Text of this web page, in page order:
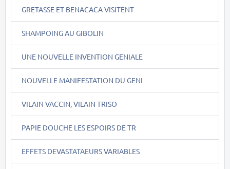
GRETASSE ET BENACACA VISITENT
SHAMPOING AU GIBOLIN
UNE NOUVELLE INVENTION GENIALE
NOUVELLE MANIFESTATION DU GENI
VILAIN VACCIN, VILAIN TRISO
PAPIE DOUCHE LES ESPOIRS DE TR
EFFETS DEVASTATAEURS VARIABLES